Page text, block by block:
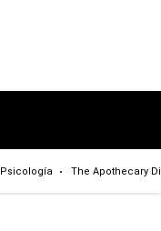
Psicología The Apothecary